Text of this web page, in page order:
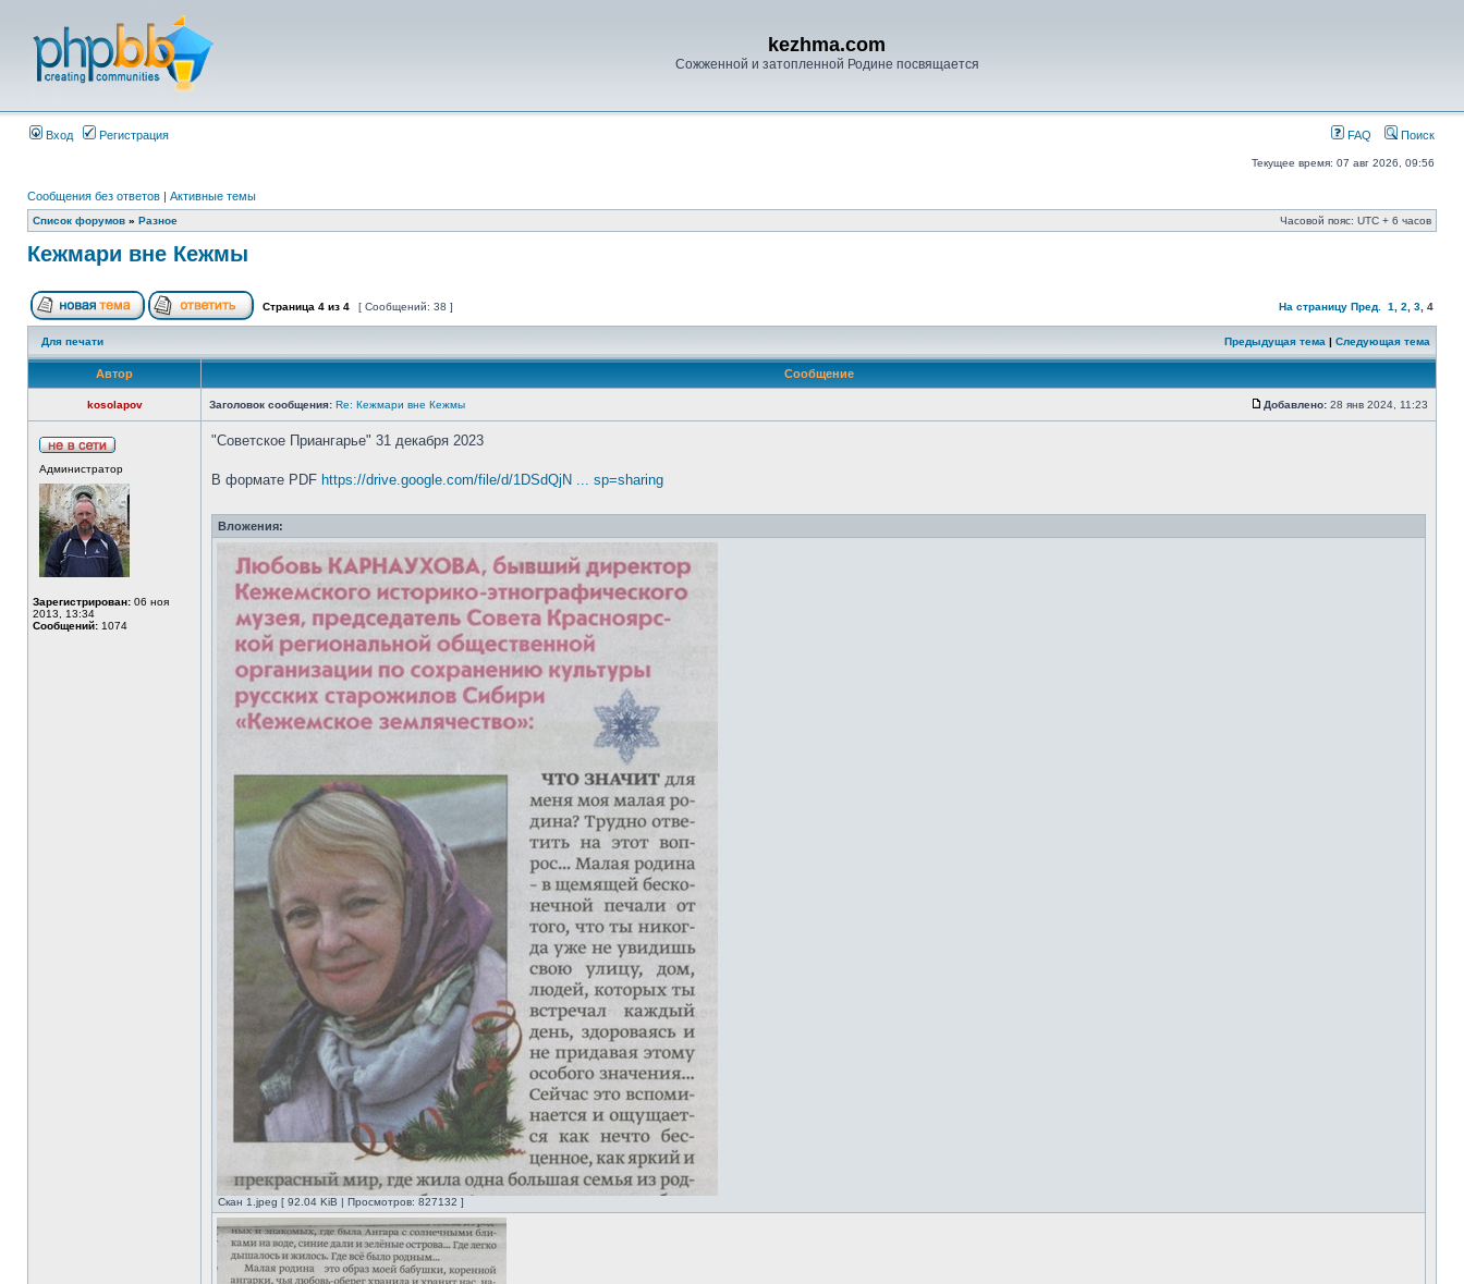
kezhma.com
Сожженной и затопленной Родине посвящается
Вход Регистрация FAQ Поиск
Текущее время: 07 авг 2026, 09:56
Сообщения без ответов | Активные темы
Список форумов » Разное Часовой пояс: UTC + 6 часов
Кежмари вне Кежмы
Страница 4 из 4 [ Сообщений: 38 ] На страницу Пред. 1 2 3 4
Для печати Предыдущая тема | Следующая тема
Автор Сообщение
kosolapov Заголовок сообщения: Re: Кежмари вне Кежмы Добавлено: 28 янв 2024, 11:23
Администратор
Зарегистрирован: 06 ноя
2013, 13:34
Сообщений: 1074
"Советское Приангарье" 31 декабря 2023
В формате PDF https://drive.google.com/file/d/1DSdQjN ... sp=sharing
Вложения:
Скан 1.jpeg [ 92.04 KiB | Просмотров: 827132 ]